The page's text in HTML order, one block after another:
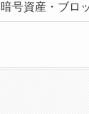
暗号資産・ブロ